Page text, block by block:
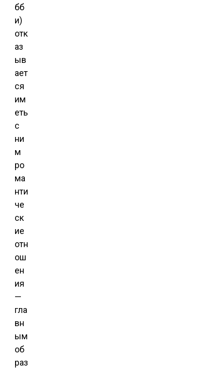
бб
и)
отк
аз
ыв
ает
ся
им
еть
с
ни
м
ро
ма
нти
че
ск
ие
отн
ош
ен
ия
—
гла
вн
ым
об
раз